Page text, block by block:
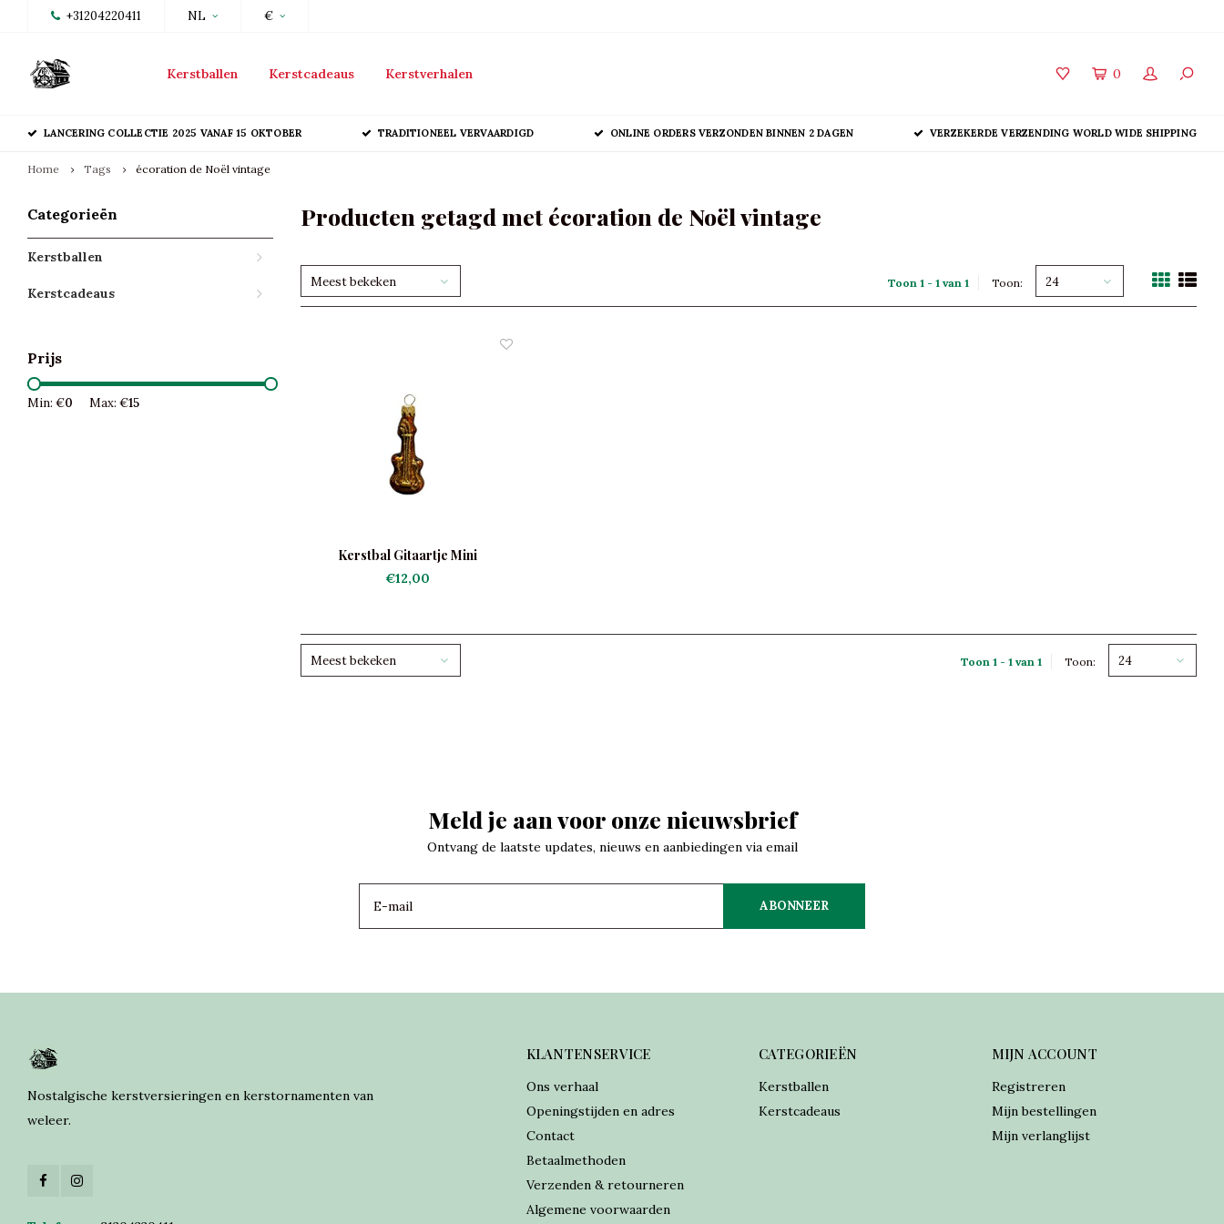
+31204220411 NL €
Kerstballen Kerstcadeaus Kerstverhalen 0
LANCERING COLLECTIE 2025 VANAF 15 OKTOBER TRADITIONEEL VERVAARDIGD ONLINE ORDERS VERZONDEN BINNEN 2 DAGEN VERZEKERDE VERZENDING WORLD WIDE SHIPPING
Home Tags écoration de Noël vintage
Categorieën
Kerstballen
Kerstcadeaus
Prijs
Min: €0 Max: €15
Producten getagd met écoration de Noël vintage
Meest bekeken Toon 1 - 1 van 1 Toon: 24
Kerstbal Gitaartje Mini
€12,00
Meest bekeken Toon 1 - 1 van 1 Toon: 24
Meld je aan voor onze nieuwsbrief
Ontvang de laatste updates, nieuws en aanbiedingen via email
ABONNEER
Nostalgische kerstversieringen en kerstornamenten van
weleer.
KLANTENSERVICE
Ons verhaal
Openingstijden en adres
Contact
Betaalmethoden
Verzenden & retourneren
Algemene voorwaarden
CATEGORIEËN
Kerstballen
Kerstcadeaus
MIJN ACCOUNT
Registreren
Mijn bestellingen
Mijn verlanglijst